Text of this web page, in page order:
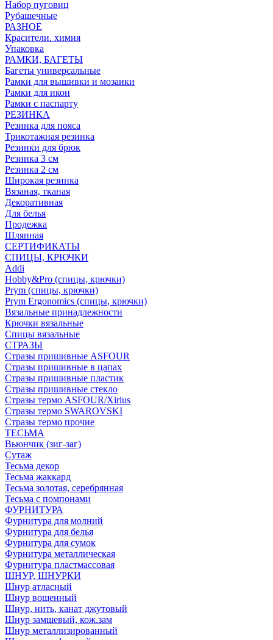
Набор пуговиц
Рубашечные
РАЗНОЕ
Красители. химия
Упаковка
РАМКИ, БАГЕТЫ
Багеты универсальные
Рамки для вышивки и мозаики
Рамки для икон
Рамки с паспарту
РЕЗИНКА
Резинка для пояса
Трикотажная резинка
Резинки для брюк
Резинка 3 см
Резинка 2 см
Широкая резинка
Вязаная, тканая
Декоративная
Для белья
Продежка
Шляпная
СЕРТИФИКАТЫ
СПИЦЫ, КРЮЧКИ
Addi
Hobby&Pro (спицы, крючки)
Prym (спицы, крючки)
Prym Ergonomics (спицы, крючки)
Вязальные принадлежности
Крючки вязальные
Спицы вязальные
СТРАЗЫ
Стразы пришивные ASFOUR
Стразы пришивные в цапах
Стразы пришивные пластик
Стразы пришивные стекло
Стразы термо ASFOUR/Xirius
Стразы термо SWAROVSKI
Стразы термо прочие
ТЕСЬМА
Вьюнчик (зиг-заг)
Сутаж
Тесьма декор
Тесьма жаккард
Тесьма золотая, серебрянная
Тесьма с помпонами
ФУРНИТУРА
Фурнитура для молний
Фурнитура для белья
Фурнитура для сумок
Фурнитура металлическая
Фурнитура пластмассовая
ШНУР, ШНУРКИ
Шнур атласный
Шнур вощенный
Шнур, нить, канат джутовый
Шнур замшевый, кож.зам
Шнур металлизированный